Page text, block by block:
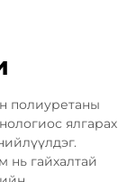
полиуретаны
ялгарах
нь гайхалтай